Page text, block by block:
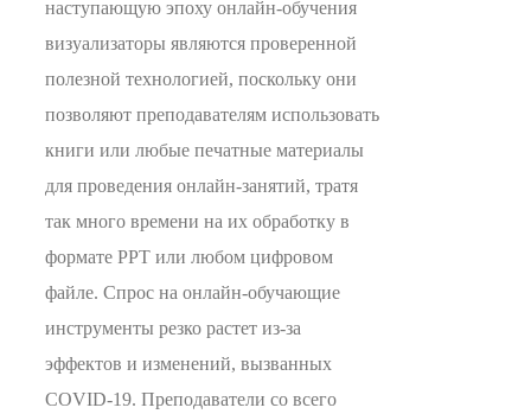
наступающую эпоху онлайн-обучения
визуализаторы являются проверенной
полезной технологией, поскольку они
позволяют преподавателям использовать
книги или любые печатные материалы
для проведения онлайн-занятий, тратя
так много времени на их обработку в
формате PPT или любом цифровом
файле. Спрос на онлайн-обучающие
инструменты резко растет из-за
эффектов и изменений, вызванных
COVID-19. Преподаватели со всего